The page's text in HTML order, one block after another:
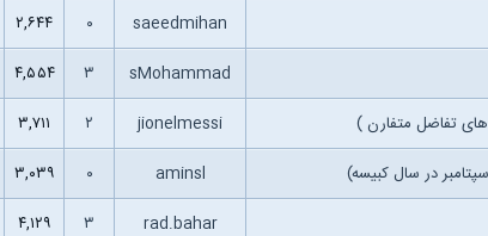
saeedmihan ۰ ۲,۶۴۴
sMohammad ۳ ۴,۵۵۴
jionelmessi ۲ ۳,۷۱۱
aminsl ۰ ۳,۰۳۹
rad.bahar ۳ ۴,۱۲۹